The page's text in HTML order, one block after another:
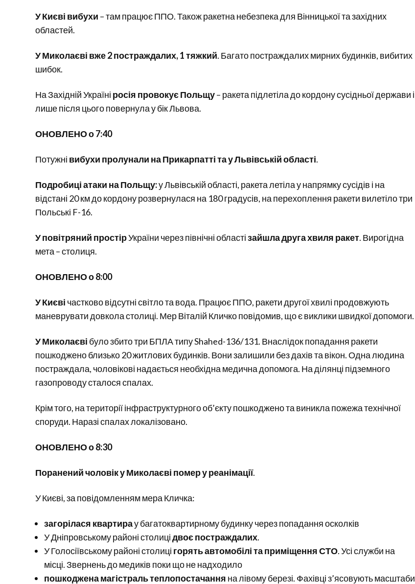
У Києві вибухи – там працює ППО. Також ракетна небезпека для Вінницької та західних
областей.
У Миколаєві вже 2 постраждалих, 1 тяжкий. Багато постраждалих мирних будинків, вибитих
шибок.
На Західній Україні росія провокує Польщу– ракета підлетіла до кордону сусідньої держави і
лише після цього повернула у бік Львова.
ОНОВЛЕНО о 7:40
Потужні вибухи пролунали на Прикарпатті та у Львівській області.
Подробиці атаки на Польщу:у Львівській області, ракета летіла у напрямку сусідів і на
відстані 20 км до кордону розвернулася на 180 градусів, на перехоплення ракети вилетіло три
Польські F-16.
У повітряний простірУкраїни через північні областізайшла друга хвиля ракет. Вирогідна
мета – столиця.
ОНОВЛЕНО о 8:00
У Києві частково відсутні світло та вода. Працює ППО, ракети другої хвилі продовжують
маневрувати довкола столиці. Мер Віталій Кличко повідомив, що є виклики швидкої допомоги.
У Миколаєві було збито три БПЛА типу Shahed-136/131. Внаслідок попадання ракети
пошкоджено близько 20 житлових будинків. Вони залишили без дахів та вікон. Одна людина
постраждала, чоловікові надається необхідна медична допомога. На ділянці підземного
газопроводу сталося спалах.
Крім того, на території інфраструктурного об’єкту пошкоджено та виникла пожежа технічної
споруди. Наразі спалах локалізовано.
ОНОВЛЕНО о 8:30
Поранений чоловік у Миколаєві помер у реанімації.
У Києві, за повідомленням мера Кличка:
загорілася квартирау багатоквартирному будинку через попадання осколків
У Дніпровському районі столицідвоє постраждалих.
У Голосіївському районі столиці горять автомобілі та приміщення СТО. Усі служби на
місці. Звернень до медиків поки що не надходило
пошкоджена магістраль теплопостачання на лівому березі. Фахівці з’ясовують масштаби